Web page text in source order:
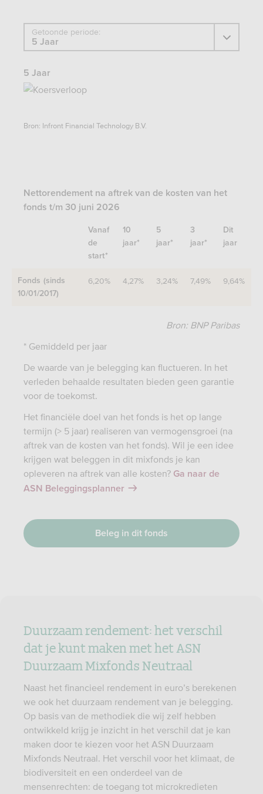
Getoonde periode:
5 Jaar
Bron: Infront Financial Technology B.V.
Nettorendement na aftrek van de kosten van het
fonds t/m 30 juni 2026
Vanaf
de
start*
10
jaar*
5
jaar*
3
jaar*
Dit
jaar
Fonds (sinds
10/01/2017)
6,20% 4,27% 3,24% 7,49% 9,64%
Bron: BNP Paribas
* Gemiddeld per jaar
De waarde van je belegging kan fluctueren. In het
verleden behaalde resultaten bieden geen garantie
voor de toekomst.
Het financiële doel van het fonds is het op lange
termijn (> 5 jaar) realiseren van vermogensgroei (na
aftrek van de kosten van het fonds). Wil je een idee
krijgen wat beleggen in dit mixfonds je kan
opleveren na aftrek van alle kosten? Ga naar de
ASN Beleggingsplanner
Beleg in dit fonds
Duurzaam rendement: het verschil
dat je kunt maken met het ASN
Duurzaam Mixfonds Neutraal
Naast het financieel rendement in euro’s berekenen
we ook het duurzaam rendement van je belegging.
Op basis van de methodiek die wij zelf hebben
ontwikkeld krijg je inzicht in het verschil dat je kan
maken door te kiezen voor het ASN Duurzaam
Mixfonds Neutraal. Het verschil voor het klimaat, de
biodiversiteit en een onderdeel van de
mensenrechten: de toegang tot microkredieten